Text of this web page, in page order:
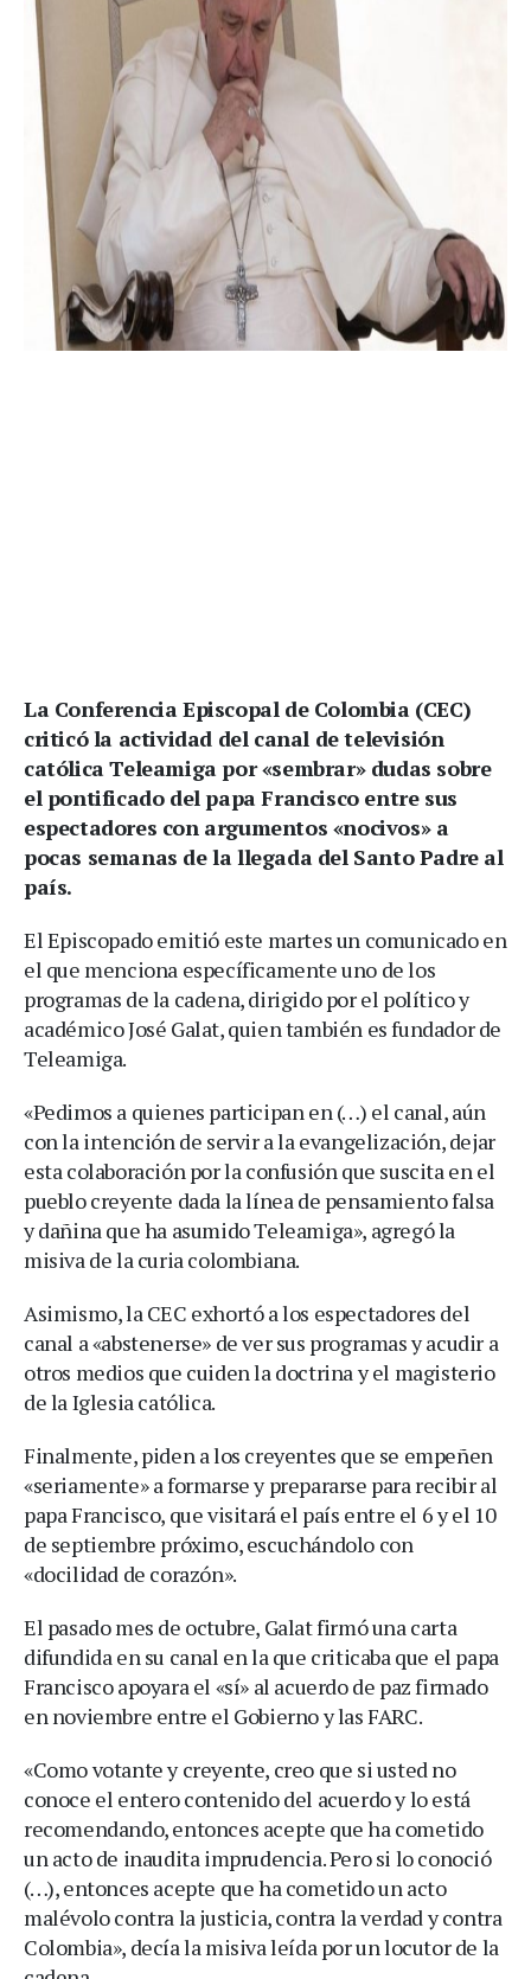
La Conferencia Episcopal de Colombia (CEC)
criticó la actividad del canal de televisión
católica Teleamiga por «sembrar» dudas sobre
el pontificado del papa Francisco entre sus
espectadores con argumentos «nocivos» a
pocas semanas de la llegada del Santo Padre al
país.
El Episcopado emitió este martes un comunicado en
el que menciona específicamente uno de los
programas de la cadena, dirigido por el político y
académico José Galat, quien también es fundador de
Teleamiga.
«Pedimos a quienes participan en (…) el canal, aún
con la intención de servir a la evangelización, dejar
esta colaboración por la confusión que suscita en el
pueblo creyente dada la línea de pensamiento falsa
y dañina que ha asumido Teleamiga», agregó la
misiva de la curia colombiana.
Asimismo, la CEC exhortó a los espectadores del
canal a «abstenerse» de ver sus programas y acudir a
otros medios que cuiden la doctrina y el magisterio
de la Iglesia católica.
Finalmente, piden a los creyentes que se empeñen
«seriamente» a formarse y prepararse para recibir al
papa Francisco, que visitará el país entre el 6 y el 10
de septiembre próximo, escuchándolo con
«docilidad de corazón».
El pasado mes de octubre, Galat firmó una carta
difundida en su canal en la que criticaba que el papa
Francisco apoyara el «sí» al acuerdo de paz firmado
en noviembre entre el Gobierno y las FARC.
«Como votante y creyente, creo que si usted no
conoce el entero contenido del acuerdo y lo está
recomendando, entonces acepte que ha cometido
un acto de inaudita imprudencia. Pero si lo conoció
(…), entonces acepte que ha cometido un acto
malévolo contra la justicia, contra la verdad y contra
Colombia», decía la misiva leída por un locutor de la